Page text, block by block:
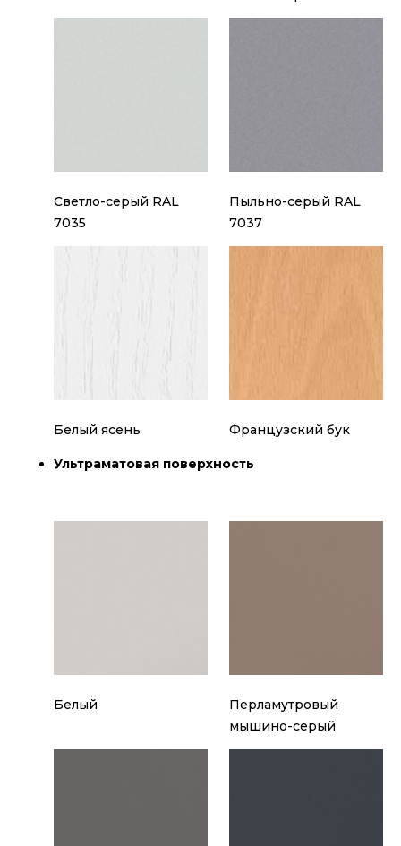
Светло-серый RAL
7035
Пыльно-серый RAL
7037
Белый ясень Французский бук
Ультраматовая поверхность
Белый
Перламутровый
мышино-серый